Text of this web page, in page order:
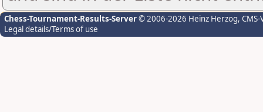
Chess-Tournament-Results-Server© 2006-2026 Heinz Herzog,
Legal details/Terms of use